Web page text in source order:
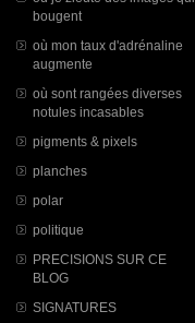
bougent
où mon taux d'adrénaline
augmente
où sont rangées diverses
notules incasables
pigments & pixels
planches
polar
politique
PRECISIONS SUR CE
BLOG
SIGNATURES